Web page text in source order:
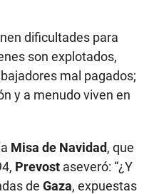
dificultades para
son explotados,
mal pagados;
y a menudo viven en
Misa de Navidad, que
Prevost aseveró: “¿Y
de Gaza, expuestas